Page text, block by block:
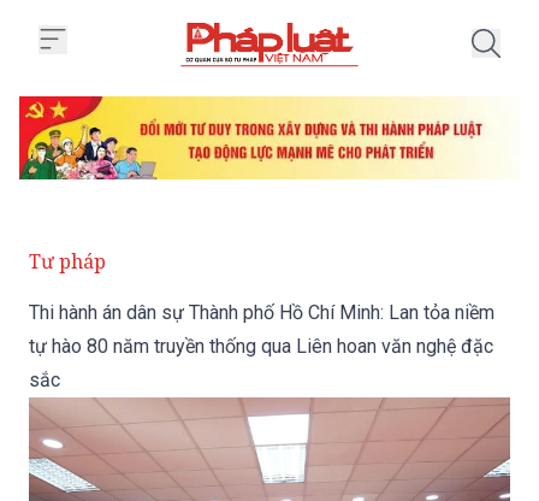
Tư pháp
Thi hành án dân sự Thành phố Hồ Chí Minh: Lan tỏa niềm
tự hào 80 năm truyền thống qua Liên hoan văn nghệ đặc
sắc